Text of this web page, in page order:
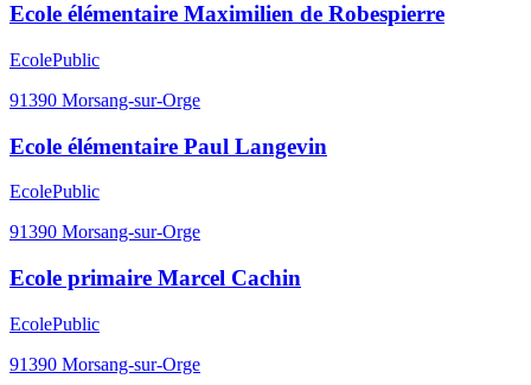
Ecole élémentaire Maximilien de Robespierre
EcolePublic
91390 Morsang-sur-Orge
Ecole élémentaire Paul Langevin
EcolePublic
91390 Morsang-sur-Orge
Ecole primaire Marcel Cachin
EcolePublic
91390 Morsang-sur-Orge